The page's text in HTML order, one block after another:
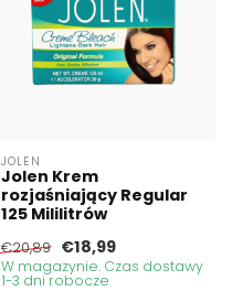
JOLEN
Jolen Krem
rozjaśniający Regular
125 Mililitrów
€20,89 €18,99
W magazynie. Czas dostawy
1-3 dni robocze